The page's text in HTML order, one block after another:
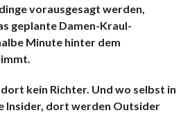
vorausgesagt werden,
geplante Damen-Kraul-
Minute hinter dem
kein Richter. Und wo selbst in
Insider, dort werden Outsider